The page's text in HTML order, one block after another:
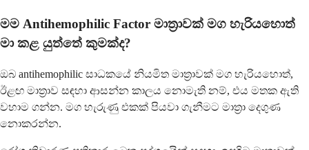
මම Antihemophilic Factor මාත්‍රාවක් මග හැරියහොත්
මා කළ යුත්තේ කුමක්ද?
ඔබ antihemophilic සාධකයේ නියමිත මාත්‍රාවක් මග හැරියහොත්,
ඊළඟ මාත්‍රාව සඳහා ආසන්න කාලය නොමැති නම්, එය මතක ඇති
වහාම ගන්න. මග හැරුණු එකක් පියවා ගැනීමට මාත්‍රා දෙගුණ
නොකරන්න.